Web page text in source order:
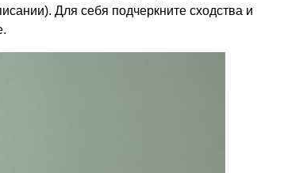
Для себя подчеркните сходства и